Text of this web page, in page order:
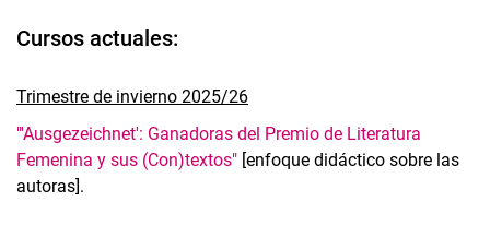
Vita
Enfoque de la investigación
Publicaciones
Enseñanza
Cursos actuales:
Trimestre de invierno 2025/26
"'Ausgezeichnet': Ganadoras del Premio de Literatura
Femenina y sus (Con)textos" [enfoque didáctico sobre las
autoras].